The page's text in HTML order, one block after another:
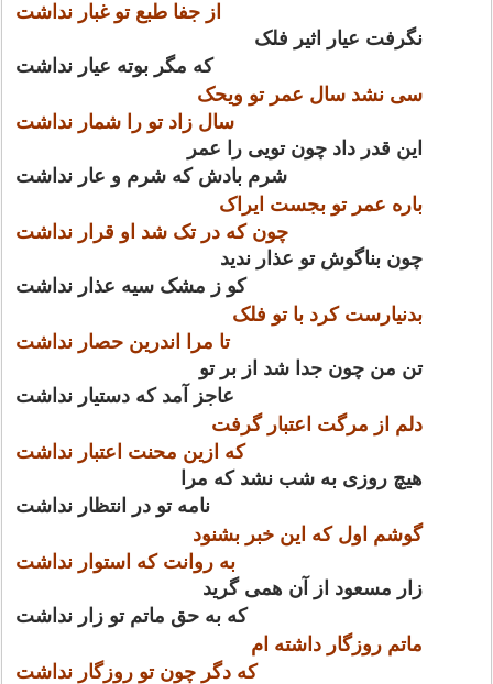
از جفا طبع تو غبار نداشت
نگرفت عیار اثیر فلک
که مگر بوته عیار نداشت
سی نشد سال عمر تو ویحک
سال زاد تو را شمار نداشت
این قدر داد چون تویی را عمر
شرم بادش که شرم و عار نداشت
باره عمر تو بجست ایراک
چون که در تک شد او قرار نداشت
چون بناگوش تو عذار ندید
کو ز مشک سیه عذار نداشت
بدنیارست کرد با تو فلک
تا مرا اندرین حصار نداشت
تن من چون جدا شد از بر تو
عاجز آمد که دستیار نداشت
دلم از مرگت اعتبار گرفت
که ازین محنت اعتبار نداشت
هیچ روزی به شب نشد که مرا
نامه تو در انتظار نداشت
گوشم اول که این خبر بشنود
به روانت که استوار نداشت
زار مسعود از آن همی گرید
که به حق ماتم تو زار نداشت
ماتم روزگار داشته ام
که دگر چون تو روزگار نداشت